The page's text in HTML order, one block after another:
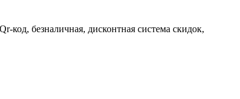
безналичная, дисконтная система скидок,